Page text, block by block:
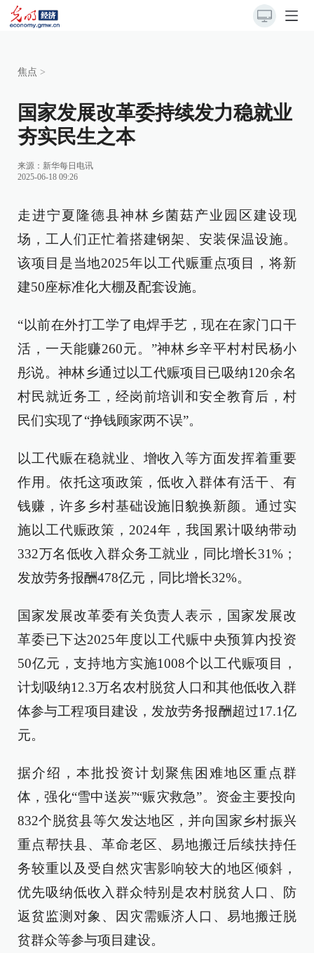
焦点 >
国家发展改革委持续发力稳就业
夯实民生之本
来源： 新华每日电讯
2025-06-18 09:26
走进宁夏隆德县神林乡菌菇产业园区建设现
场，工人们正忙着搭建钢架、安装保温设施。
该项目是当地2025年以工代赈重点项目，将新
建50座标准化大棚及配套设施。
“以前在外打工学了电焊手艺，现在在家门口干
活，一天能赚260元。”神林乡辛平村村民杨小
彤说。神林乡通过以工代赈项目已吸纳120余名
村民就近务工，经岗前培训和安全教育后，村
民们实现了“挣钱顾家两不误”。
以工代赈在稳就业、增收入等方面发挥着重要
作用。依托这项政策，低收入群体有活干、有
钱赚，许多乡村基础设施旧貌换新颜。通过实
施以工代赈政策，2024年，我国累计吸纳带动
332万名低收入群众务工就业，同比增长31%；
发放劳务报酬478亿元，同比增长32%。
国家发展改革委有关负责人表示，国家发展改
革委已下达2025年度以工代赈中央预算内投资
50亿元，支持地方实施1008个以工代赈项目，
计划吸纳12.3万名农村脱贫人口和其他低收入群
体参与工程项目建设，发放劳务报酬超过17.1亿
元。
据介绍，本批投资计划聚焦困难地区重点群
体，强化“雪中送炭”“赈灾救急”。资金主要投向
832个脱贫县等欠发达地区，并向国家乡村振兴
重点帮扶县、革命老区、易地搬迁后续扶持任
务较重以及受自然灾害影响较大的地区倾斜，
优先吸纳低收入群众特别是农村脱贫人口、防
返贫监测对象、因灾需赈济人口、易地搬迁脱
贫群众等参与项目建设。